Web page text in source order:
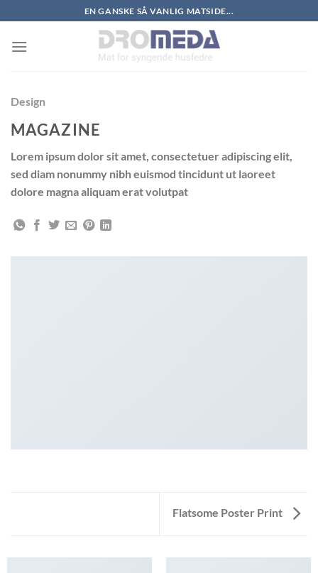
to
content
EN GANSKE SÅ VANLIG MATSIDE...
Design
MAGAZINE
Lorem ipsum dolor sit amet, consectetuer adipiscing elit,
sed diam nonummy nibh euismod tincidunt ut laoreet
dolore magna aliquam erat volutpat
Flatsome Poster Print